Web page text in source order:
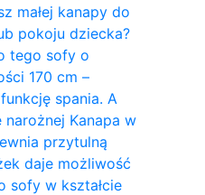
małej kanapy do
pokoju dziecka?
tego sofy o
170 cm –
spania. A
Kanapa w
przytulną
daje możliwość
sofy w kształcie